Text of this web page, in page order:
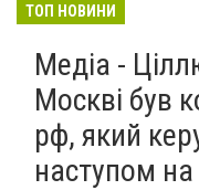
ТОП НОВИНИ
Медіа -
Москві був
рф, який
наступом на